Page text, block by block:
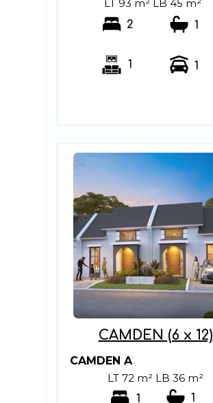
LT 93 m² LB 45 m²
1
2
1
1
CAMDEN (6 x 12)
CAMDEN A
LT 72 m² LB 36 m²
1
1